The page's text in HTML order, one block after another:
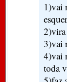
1)vai
2)vira
3)vai
4)vai
toda